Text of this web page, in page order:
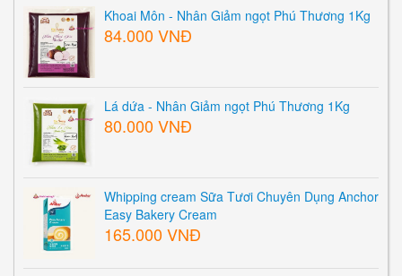
Khoai Môn - Nhân Giảm ngọt Phú Thương 1Kg
84.000 VNĐ
Lá dứa - Nhân Giảm ngọt Phú Thương 1Kg
80.000 VNĐ
Whipping cream Sữa Tươi Chuyên Dụng Anchor
Easy Bakery Cream
165.000 VNĐ